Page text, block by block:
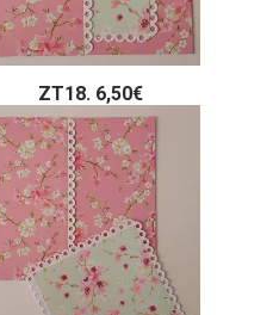
ZT18. 6,50€